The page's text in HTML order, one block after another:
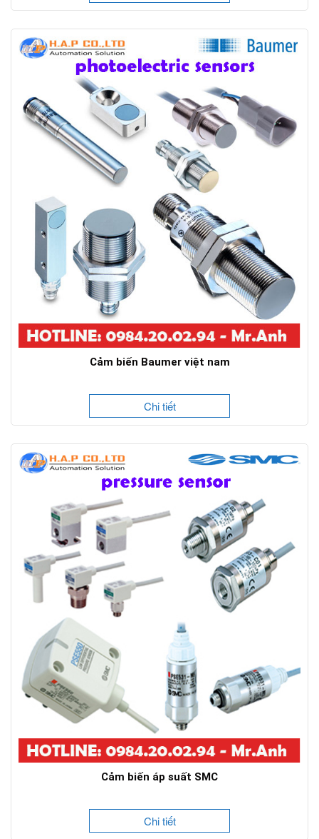
Cảm biến Baumer việt nam
Chi tiết
Cảm biến áp suất SMC
Chi tiết